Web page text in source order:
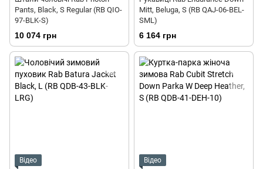
Pants, Black, S Regular (RB QIO-
97-BLK-S)
10 074 грн
Mitt, Beluga, S (RB QAJ-06-BEL-
SML)
6 164 грн
Відео Відео